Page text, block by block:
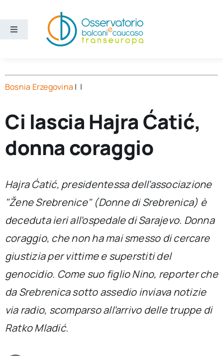
contenuto
Toggle
Temi
Ricerca e divulgazione
Sezioni
Chi siamo
Cerca
Newsletter
Ita
Bosnia Erzegovina | |
Ci lascia Hajra Ćatić,
donna coraggio
Hajra Ćatić, presidentessa dell’associazione
"Žene Srebrenice" (Donne di Srebrenica) è
deceduta ieri all’ospedale di Sarajevo. Donna
coraggio, che non ha mai smesso di cercare
giustizia per vittime e superstiti del
genocidio. Come suo figlio Nino, reporter che
da Srebrenica sotto assedio inviava notizie
via radio, scomparso all’arrivo delle truppe di
Ratko Mladić.